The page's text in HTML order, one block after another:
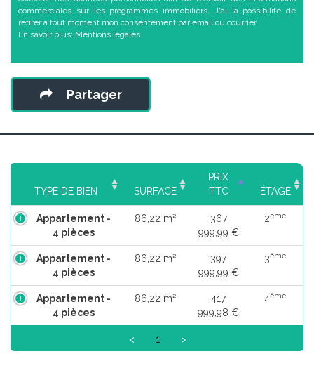
commerciales sur les programmes immobiliers. J'ai la possibilité de
retirer à tout moment mon consentement par email ou courrier.
En savoir plus: Mentions légales
Partager
TYPE DE BIEN SURFACE
PRIX
TTC
ÉTAGE
Appartement -
4 pièces
86,22 m²
367
999,99 €
2ème
Appartement -
4 pièces
86,22 m²
397
999,99 €
3ème
Appartement -
4 pièces
86,22 m²
417
999,98 €
4ème
< 1 >